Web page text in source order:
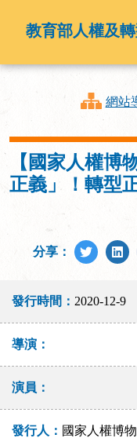
教育部人權及
網站
【國家人權博
正義」！轉型
分享：
發行時間： 2020-12-9
導演：
演員：
發行人： 國家人權博